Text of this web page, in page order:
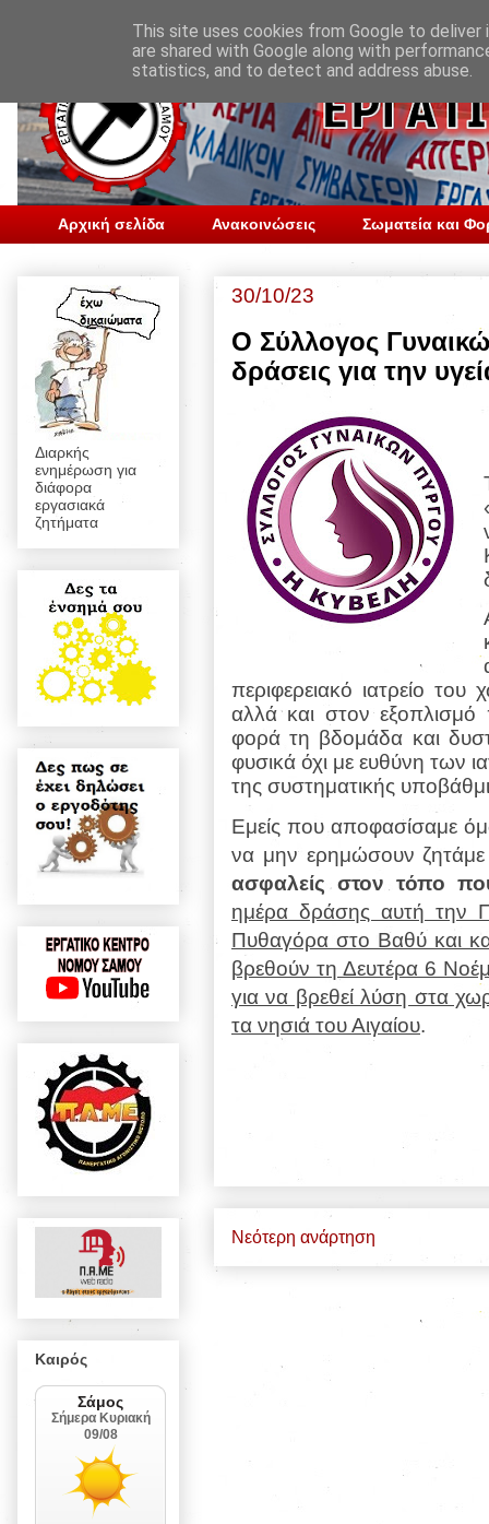
Αρχική σελίδα Ανακοινώσεις Σωματεία και
30/10/23
Ο Σύλλογος
δράσεις για την
περιφερειακό ιατρείο
αλλά και στον εξοπλισμό
φορά τη βδομάδα και
φυσικά όχι με ευθύνη των
της συστηματικής
Εμείς που αποφασίσαμε
να μην ερημώσουν
ασφαλείς στον τόπο
ημέρα δράσης αυτή την
Πυθαγόρα στο Βαθύ και
βρεθούν τη Δευτέρα 6
για να βρεθεί λύση στα
τα νησιά του Αιγαίου.
Νεότερη ανάρτηση
Διαρκής
ενημέρωση για
διάφορα
εργασιακά
ζητήματα
Καιρός
This site uses cookies from Google to
are shared with Google along with
statistics, and to detect and address abuse.